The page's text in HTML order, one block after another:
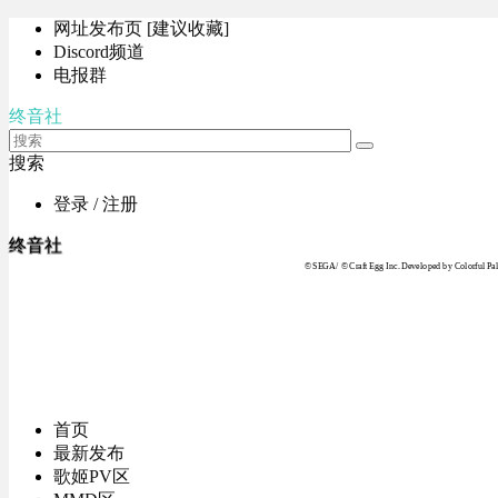
网址发布页 [建议收藏]
Discord频道
电报群
终音社
搜索
登录 / 注册
终音社
© SEGA / © Craft Egg Inc. Developed by Colorful
首页
最新发布
歌姬PV区